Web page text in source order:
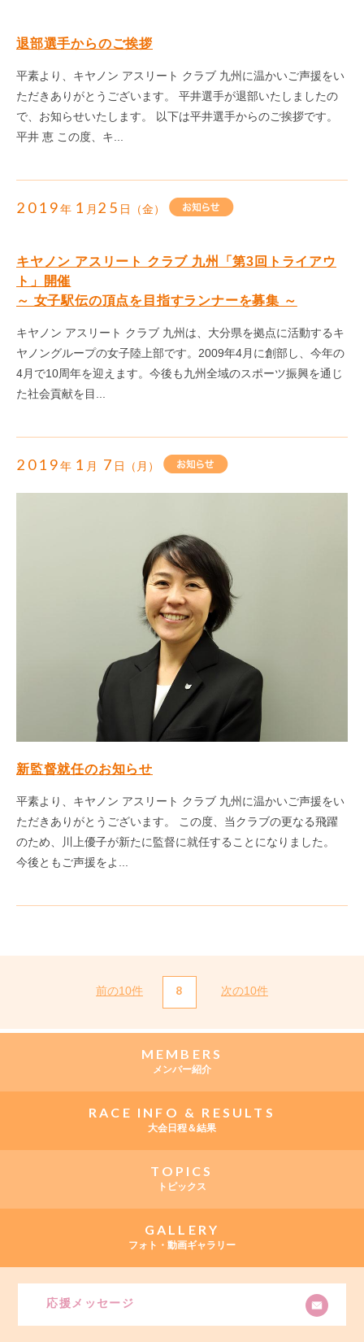
退部選手からのご挨拶
平素より、キヤノン アスリート クラブ 九州に温かいご声援をい
ただきありがとうございます。 平井選手が退部いたしましたの
で、お知らせいたします。 以下は平井選手からのご挨拶です。
平井 恵 この度、キ...
2019年 1 月 25 日（金）
キヤノン アスリート クラブ 九州「第3回トライアウ
ト」開催
～ 女子駅伝の頂点を目指すランナーを募集 ～
キヤノン アスリート クラブ 九州は、大分県を拠点に活動するキ
ヤノングループの女子陸上部です。2009年4月に創部し、今年の
4月で10周年を迎えます。今後も九州全域のスポーツ振興を通じ
た社会貢献を目...
2019年 1 月 7 日（月）
新監督就任のお知らせ
平素より、キヤノン アスリート クラブ 九州に温かいご声援をい
ただきありがとうございます。 この度、当クラブの更なる飛躍
のため、川上優子が新たに監督に就任することになりました。
今後ともご声援をよ...
前の10件 8 次の10件
MEMBERS
メンバー紹介
RACE INFO & RESULTS
大会日程＆結果
TOPICS
トピックス
GALLERY
フォト・動画ギャラリー
応援メッセージ